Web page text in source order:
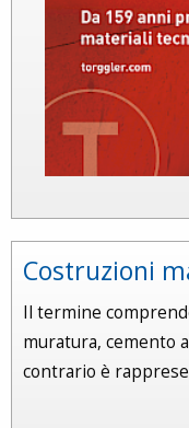
Costruzioni
Il termine
muratura, cemento
contrario è